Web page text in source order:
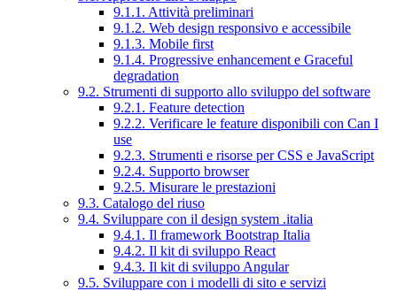
9.1.1. Attività preliminari
9.1.2. Web design responsivo e accessibile
9.1.3. Mobile first
9.1.4. Progressive enhancement e Graceful
degradation
9.2. Strumenti di supporto allo sviluppo del software
9.2.1. Feature detection
9.2.2. Verificare le feature disponibili con Can I
use
9.2.3. Strumenti e risorse per CSS e JavaScript
9.2.4. Supporto browser
9.2.5. Misurare le prestazioni
9.3. Catalogo del riuso
9.4. Sviluppare con il design system .italia
9.4.1. Il framework Bootstrap Italia
9.4.2. Il kit di sviluppo React
9.4.3. Il kit di sviluppo Angular
9.5. Sviluppare con i modelli di sito e servizi